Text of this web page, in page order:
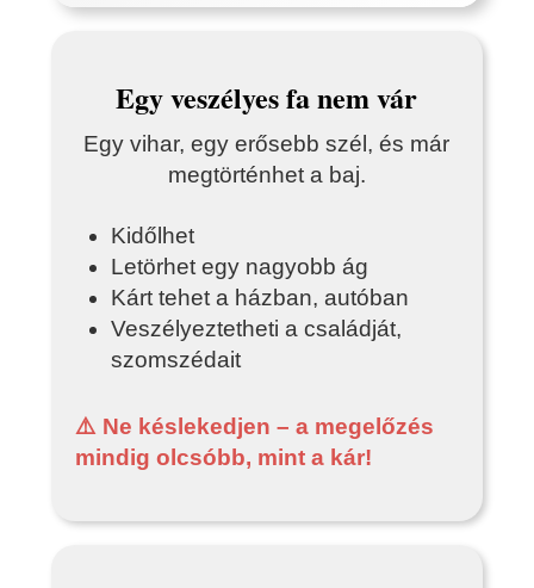
Egy veszélyes fa nem vár
Egy vihar, egy erősebb szél, és már
megtörténhet a baj.
Kidőlhet
Letörhet egy nagyobb ág
Kárt tehet a házban, autóban
Veszélyeztetheti a családját,
szomszédait
⚠️ Ne késlekedjen – a megelőzés
mindig olcsóbb, mint a kár!